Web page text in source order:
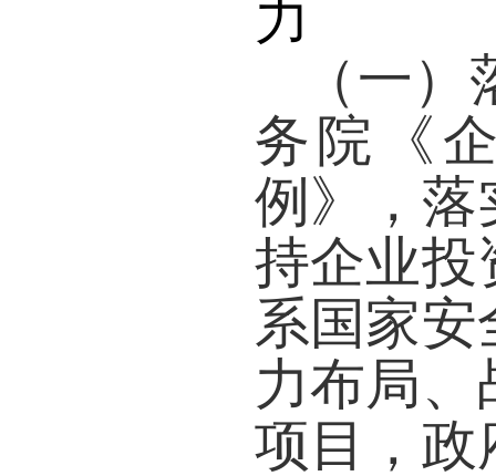
力
（一
务院《
例》，落
持企业投
系国家
力布局
项目，政